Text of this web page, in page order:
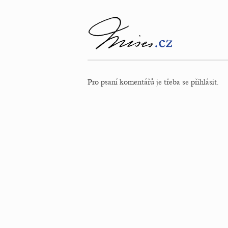
Pro psaní komentářů je třeba se přihlásit.